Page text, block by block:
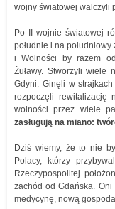
wojny światowej walczyli
Po II wojnie światowej
południe i na
i Wolności by razem
Żuławy. Stworzyli wiele
Gdyni. Ginęli w
rozpoczęli rewitalizację
wolności przez wiele
zasługują na miano:
Dziś wiemy, że to nie
Polacy, którzy
Rzeczypospolitej
zachód od Gdańska.
medycynę, nową